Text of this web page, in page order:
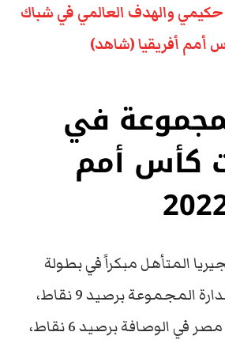
حكيمي والهدف العالمي في شباك
أمم أفريقيا (شاهد)
في
كأس أمم
المتأهل مبكراً في بطولة
أمم أفريقيا. في صدارة المجموعة برصيد 9 نقاط،
كما ويليه منتخب مصر في الوصافة برصيد 6 نقاط،